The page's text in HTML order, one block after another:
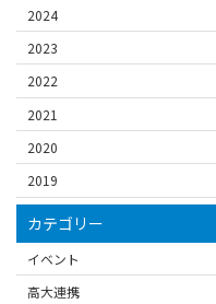
2024
2023
2022
2021
2020
2019
カテゴリー
イベント
高大連携